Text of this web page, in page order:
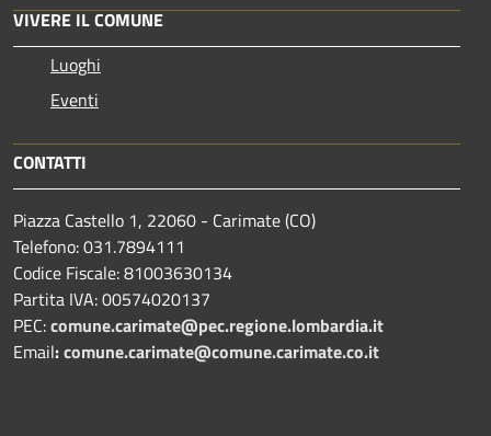
VIVERE IL COMUNE
Luoghi
Eventi
CONTATTI
Piazza Castello 1, 22060 - Carimate (CO)
Telefono: 031.7894111
Codice Fiscale: 81003630134
Partita IVA: 00574020137
PEC:comune.carimate@pec.regione.lombardia.it
Email:comune.carimate@comune.carimate.co.it